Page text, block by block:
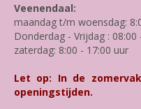
Veenendaal:
maandag t/m woensdag:
Donderdag - Vrijdag : 08:00
zaterdag: 8:00 - 17:00 uur
Let op: In de
openingstijden.